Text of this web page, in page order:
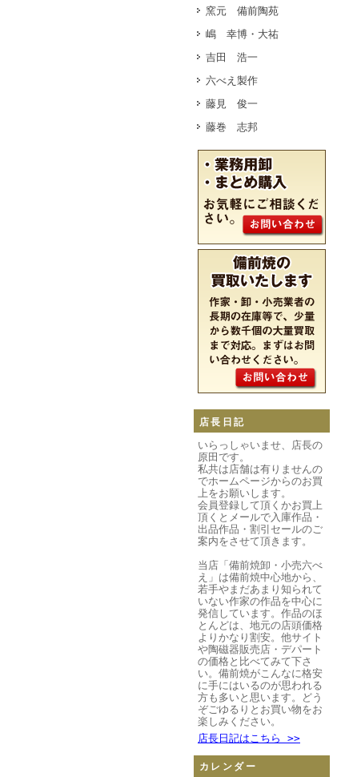
窯元 備前陶苑
嶋 幸博・大祐
吉田 浩一
六べえ製作
藤見 俊一
藤巻 志邦
店長日記
いらっしゃいませ、店長の
原田です。
私共は店舗は有りませんの
でホームページからのお買
上をお願いします。
会員登録して頂くかお買上
頂くとメールで入庫作品・
出品作品・割引セールのご
案内をさせて頂きます。
当店「備前焼卸・小売六べ
え」は備前焼中心地から、
若手やまだあまり知られて
いない作家の作品を中心に
発信しています。作品のほ
とんどは、地元の店頭価格
よりかなり割安。他サイト
や陶磁器販売店・デパート
の価格と比べてみて下さ
い。備前焼がこんなに格安
に手にはいるのが思われる
方も多いと思います。どう
ぞごゆるりとお買い物をお
楽しみください。
店長日記はこちら >>
カレンダー